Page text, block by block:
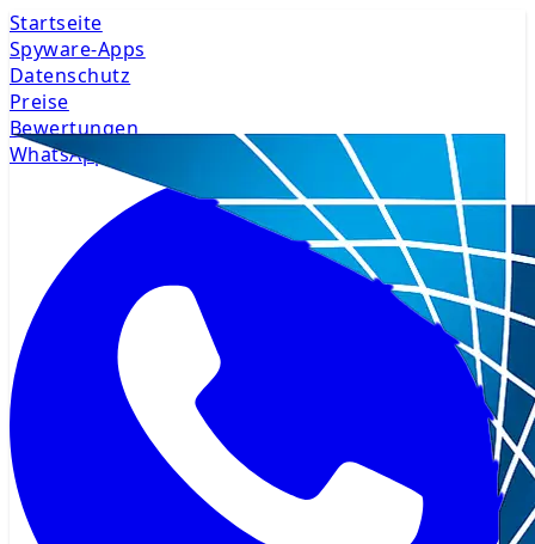
Startseite
Spyware-Apps
Datenschutz
Preise
Bewertungen
WhatsApp